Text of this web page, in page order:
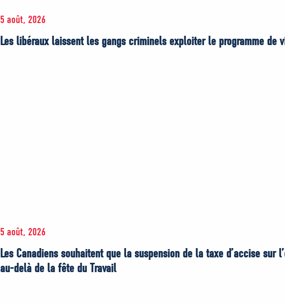
5 août, 2026
Les libéraux laissent les gangs criminels exploiter le programme de
5 août, 2026
Les Canadiens souhaitent que la suspension de la taxe d’accise sur
au-delà de la fête du Travail